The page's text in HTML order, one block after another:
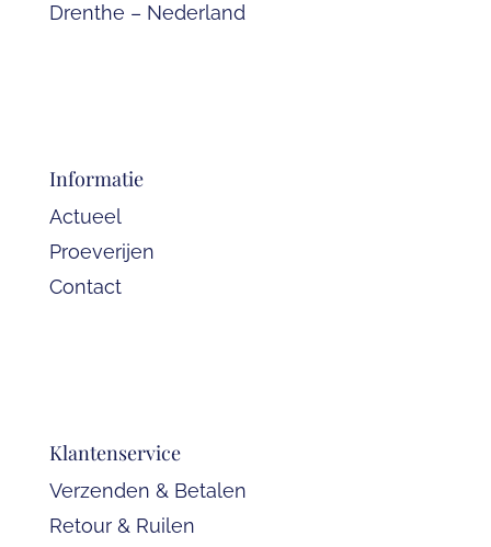
Drenthe – Nederland
Informatie
Actueel
Proeverijen
Contact
Klantenservice
Verzenden & Betalen
Retour & Ruilen